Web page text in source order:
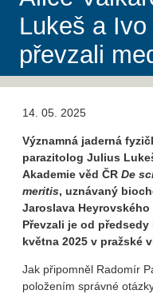
Lukeš a
převzali
14. 05. 2025
Významná jaderná
parazitolog Julius
Akademie věd ČR De
meritis, uznávaný
Jaroslava
Převzali je od
května 2025 v pražské
Jak připomněl Radomír
položením správné